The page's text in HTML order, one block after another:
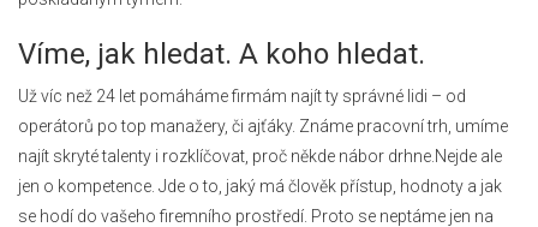
Víme, jak hledat. A koho hledat.
Už víc než 24 let pomáháme firmám najít ty správné lidi – od
operátorů po top manažery, či ajťáky. Známe pracovní trh, umíme
najít skryté talenty i rozklíčovat, proč někde nábor drhne.Nejde ale
jen o kompetence. Jde o to, jaký má člověk přístup, hodnoty a jak
se hodí do vašeho firemního prostředí. Proto se neptáme jen na